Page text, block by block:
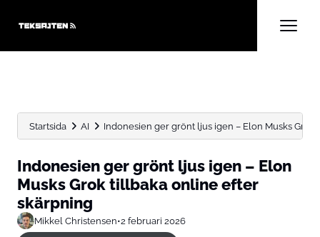
Startsida AI Indonesien ger grönt ljus igen – Elon Musks Grok
Indonesien ger grönt ljus igen – Elon
Musks Grok tillbaka online efter
skärpning
Mikkel Christensen•2 februari 2026